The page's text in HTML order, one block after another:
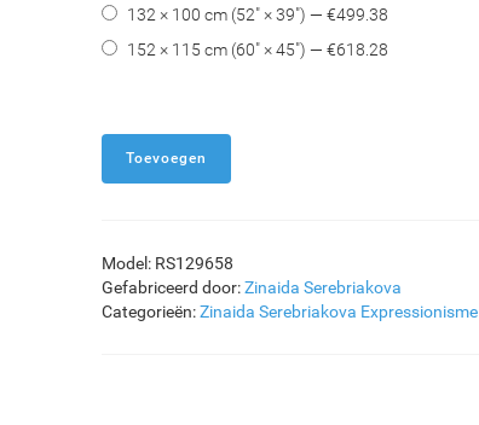
132 × 100 cm (52" × 39") — €499.38
152 × 115 cm (60" × 45") — €618.28
Model: RS129658
Gefabriceerd door:Zinaida Serebriakova
Categorieën:Zinaida Serebriakova Expressionisme